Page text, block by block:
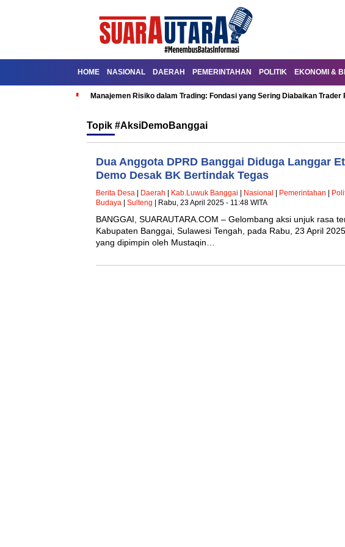
HOME NASIONAL DAERAH PEMERINTAHAN POLITIK EKONOMI &
Manajemen Risiko dalam Trading: Fondasi yang Sering Diabaikan Trader
Topik #AksiDemoBanggai
Dua Anggota DPRD Banggai Diduga Langgar
Demo Desak BK Bertindak Tegas
Berita Desa Daerah Kab.Luwuk Banggai Nasional Pemerintahan
Budaya
Sulteng | Rabu, 23 April 2025 - 11:48 WITA
BANGGAI, SUARAUTARA.COM – Gelombang aksi unjuk rasa
Kabupaten Banggai, Sulawesi Tengah, pada Rabu, 23 April
yang dipimpin oleh Mustaqin…